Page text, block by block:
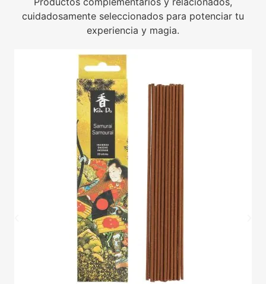
cuidadosamente seleccionados para potenciar tu
experiencia y magia.